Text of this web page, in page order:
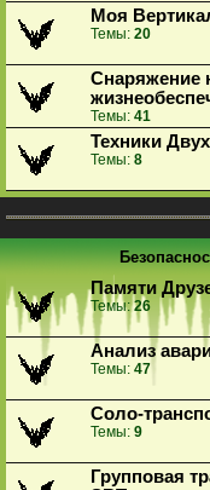
Моя
Темы: 20
Снаряжение
Темы: 41
Техники
Темы: 8
Памяти
Темы:26
Анализ
Темы: 47
Соло-
Темы: 9
Групповая